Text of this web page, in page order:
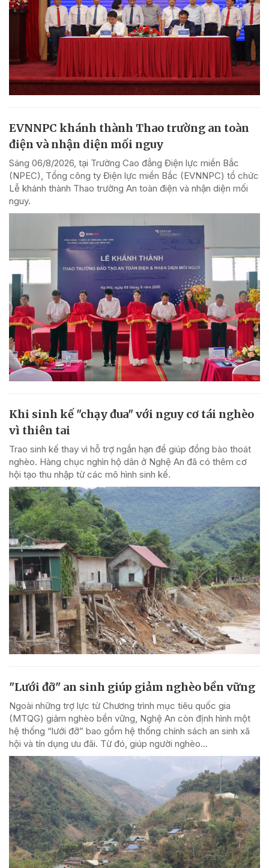
EVNNPC khánh thành Thao trường an toàn
điện và nhận diện mối nguy
Sáng 06/8/2026, tại Trường Cao đẳng Điện lực miền Bắc
(NPEC), Tổng công ty Điện lực miền Bắc (EVNNPC) tổ chức
Lễ khánh thành Thao trường An toàn điện và nhận diện mối
nguy.
Khi sinh kế "chạy đua" với nguy cơ tái nghèo
vì thiên tai
Trao sinh kế thay vì hỗ trợ ngắn hạn để giúp đồng bào thoát
nghèo. Hàng chục nghìn hộ dân ở Nghệ An đã có thêm cơ
hội tạo thu nhập từ các mô hình sinh kế.
"Lưới đỡ" an sinh giúp giảm nghèo bền vững
Ngoài những trợ lực từ Chương trình mục tiêu quốc gia
(MTQG) giảm nghèo bền vững, Nghệ An còn định hình một
hệ thống “lưới đỡ” bao gồm hệ thống chính sách an sinh xã
hội và tín dụng ưu đãi. Từ đó, giúp người nghèo...